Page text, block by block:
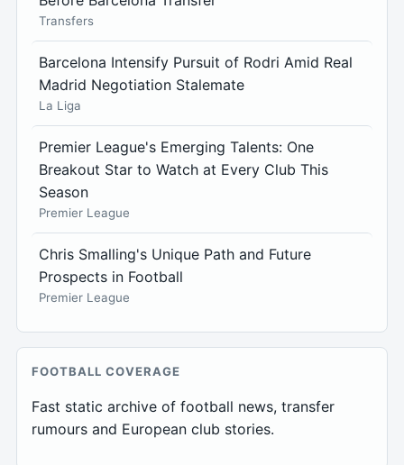
Transfers
Barcelona Intensify Pursuit of Rodri Amid Real
Madrid Negotiation Stalemate
La Liga
Premier League's Emerging Talents: One
Breakout Star to Watch at Every Club This
Season
Premier League
Chris Smalling's Unique Path and Future
Prospects in Football
Premier League
FOOTBALL COVERAGE
Fast static archive of football news, transfer
rumours and European club stories.